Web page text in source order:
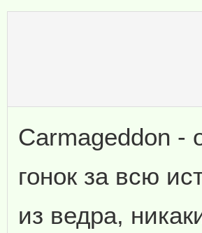
Carmageddon -
гонок за всю
из ведра,